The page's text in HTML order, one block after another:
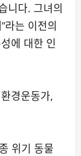
니다. 그녀의
라는 이전의
에 대한 인
경운동가,
위기 동물